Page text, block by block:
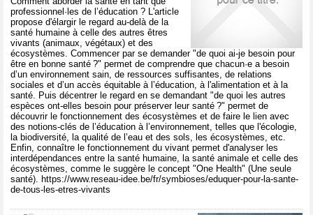
professionnel·les de l’éducation ? L'article
propose d'élargir le regard au-delà de la
santé humaine à celle des autres êtres
vivants (animaux, végétaux) et des
écosystèmes. Commencer par se demander "de quoi ai-je besoin pour
être en bonne santé ?" permet de comprendre que chacun·e a besoin
d’un environnement sain, de ressources suffisantes, de relations
sociales et d’un accès équitable à l’éducation, à l'alimentation et à la
santé. Puis décentrer le regard en se demandant "de quoi les autres
espèces ont-elles besoin pour préserver leur santé ?" permet de
découvrir le fonctionnement des écosystèmes et de faire le lien avec
des notions-clés de l’éducation à l’environnement, telles que l'écologie,
la biodiversité, la qualité de l’eau et des sols, les écosystèmes, etc.
Enfin, connaître le fonctionnement du vivant permet d'analyser les
interdépendances entre la santé humaine, la santé animale et celle des
écosystèmes, comme le suggère le concept "One Health" (Une seule
santé). https://www.reseau-idee.be/fr/symbioses/eduquer-pour-la-sante-
de-tous-les-etres-vivants